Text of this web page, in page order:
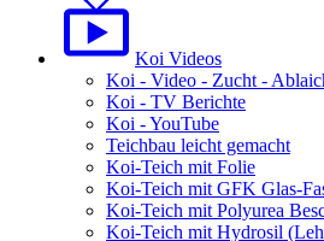
Koi Videos
Koi - Video - Zucht -
Koi - TV Berichte
Koi - YouTube
Teichbau leicht gemacht
Koi-Teich mit Folie
Koi-Teich mit GFK Glas-
Koi-Teich mit Polyurea
Koi-Teich mit Hydrosil